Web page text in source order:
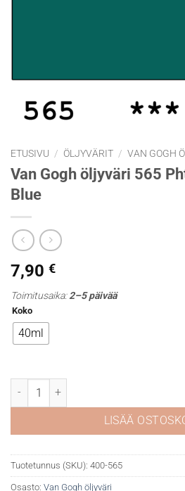
ETUSIVU / ÖLJYVÄRIT / VAN GOGH
Van Gogh öljyväri 565
Blue
7,90 €
Toimitusaika:2–5 päivää
Koko
40ml
Van Gogh öljyväri 565
LISÄÄ
Tuotetunnus (SKU): 400-565
Osasto: Van Gogh öljyväri